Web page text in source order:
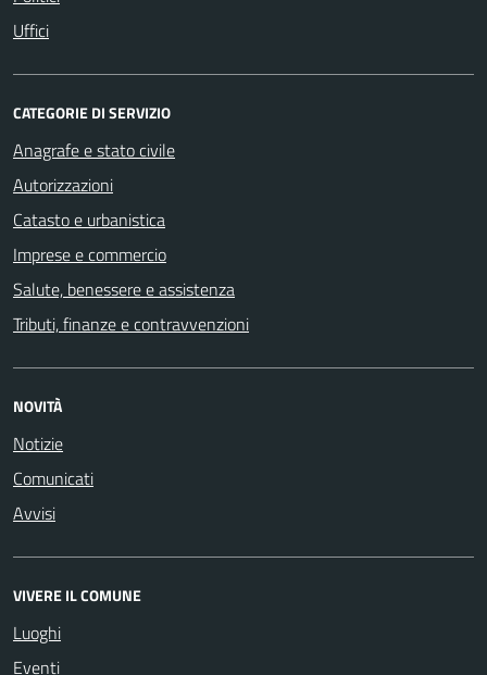
Uffici
CATEGORIE DI SERVIZIO
Anagrafe e stato civile
Autorizzazioni
Catasto e urbanistica
Imprese e commercio
Salute, benessere e assistenza
Tributi, finanze e contravvenzioni
NOVITÀ
Notizie
Comunicati
Avvisi
VIVERE IL COMUNE
Luoghi
Eventi